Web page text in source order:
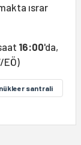
ısrar
16:00'da,
EÖ)
santrali